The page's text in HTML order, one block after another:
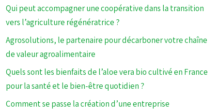
Qui peut accompagner une coopérative dans la transition
vers l’agriculture régénératrice ?
Agrosolutions, le partenaire pour décarboner votre chaîne
de valeur agroalimentaire
Quels sont les bienfaits de l’aloe vera bio cultivé en France
pour la santé et le bien-être quotidien ?
Comment se passe la création d’une entreprise